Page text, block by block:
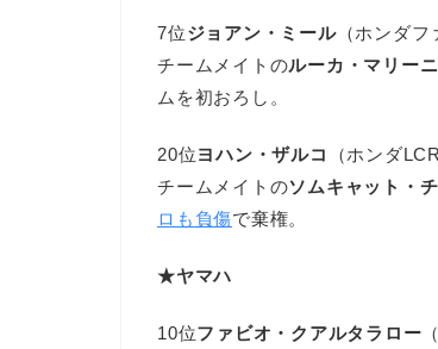
7位ジョアン・ミール（ホンダフ
チームメイトのルーカ・マリーニ
ムを初おろし。
20位ヨハン・ザルコ
（ホンダ
チームメイトのソムキャット・
ロも負傷で棄権。
★ヤマハ
10位ファビオ・クアルタラロー